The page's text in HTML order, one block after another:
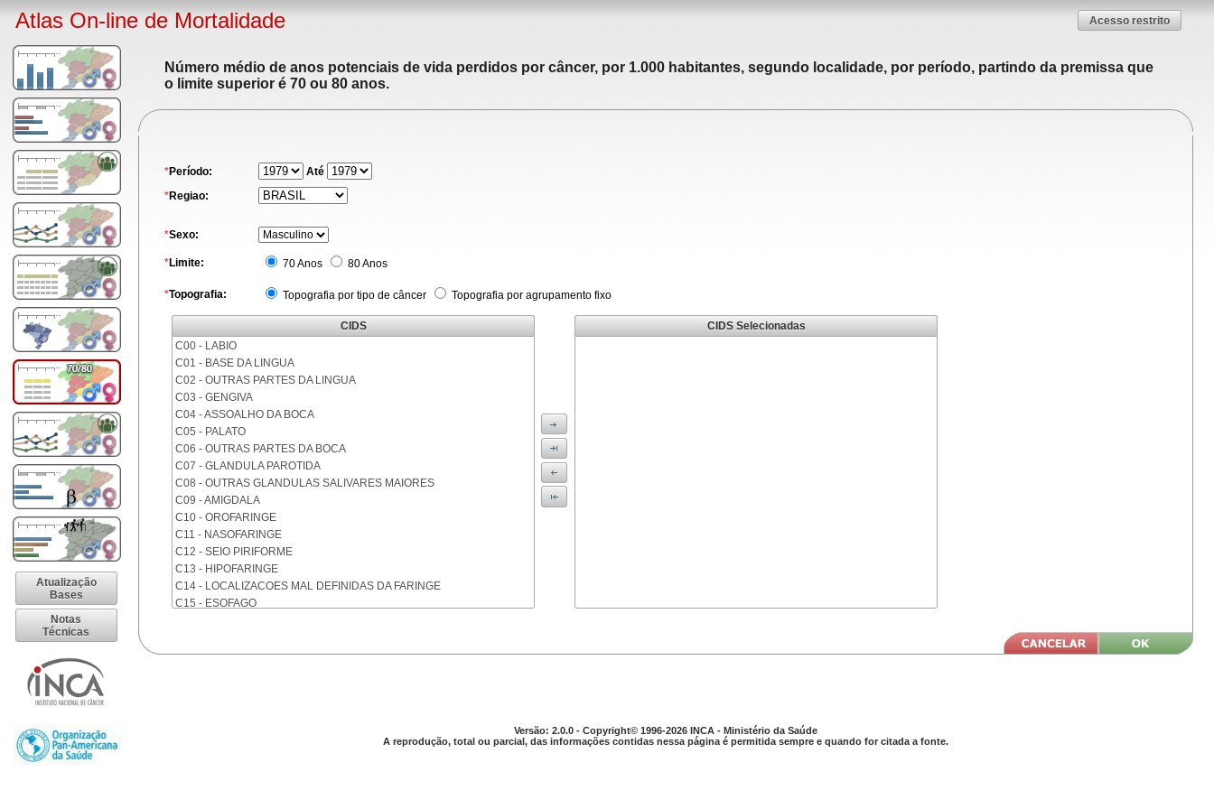
Atlas On-line de Mortalidade Acesso restrito
Atualização
Bases
Notas
Técnicas
Número médio de anos potenciais de vida perdidos por câncer, por 1.000 habitantes, segundo localidade, por período, partindo da premissa que
o limite superior é 70 ou 80 anos.
*Período:
Até
*Regiao:
*Sexo:
*Limite: 70 Anos 80 Anos
*Topografia: Topografia por tipo de câncer Topografia por agrupamento fixo
CIDS
C00 - LABIO
C01 - BASE DA LINGUA
C02 - OUTRAS PARTES DA LINGUA
C03 - GENGIVA
C04 - ASSOALHO DA BOCA
C05 - PALATO
C06 - OUTRAS PARTES DA BOCA
C07 - GLANDULA PAROTIDA
C08 - OUTRAS GLANDULAS SALIVARES MAIORES
C09 - AMIGDALA
C10 - OROFARINGE
C11 - NASOFARINGE
C12 - SEIO PIRIFORME
C13 - HIPOFARINGE
C14 - LOCALIZACOES MAL DEFINIDAS DA FARINGE
C15 - ESOFAGO
C18 - COLON
CIDS Selecionadas
Versão: 2.0.0 - Copyright© 1996-2026 INCA - Ministério da Saúde
A reprodução, total ou parcial, das informações contidas nessa página é permitida sempre e quando for citada a fonte.